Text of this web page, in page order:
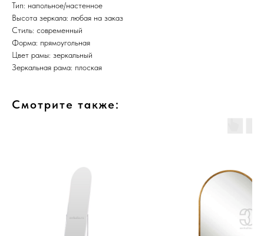
Тип: напольное/настенное
Высота зеркала: любая на заказ
Стиль: современный
Форма: прямоугольная
Цвет рамы: зеркальный
Зеркальная рама: плоская
Смотрите также: